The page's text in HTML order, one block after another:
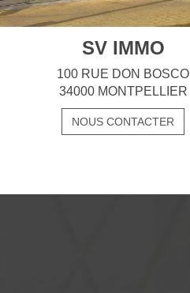
SV IMMO
100 RUE DON BOSCO
34000 MONTPELLIER
NOUS CONTACTER